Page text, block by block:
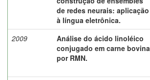
de redes neurais: aplicação
à língua eletrônica.
2009
Análise do ácido linoléico
conjugado em carne bovina
por RMN.